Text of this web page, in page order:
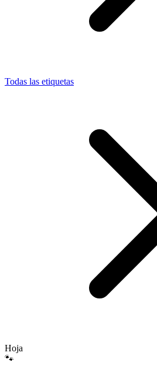
Todas las etiquetas
Hoja
🐾